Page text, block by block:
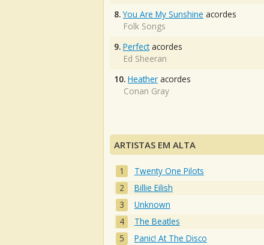
8. You Are My Sunshine acordes
Folk Songs
9. Perfectacordes
Ed Sheeran
10. Heather acordes
Conan Gray
ARTISTAS EM ALTA
Twenty One Pilots
Billie Eilish
Unknown
The Beatles
Panic! At The Disco